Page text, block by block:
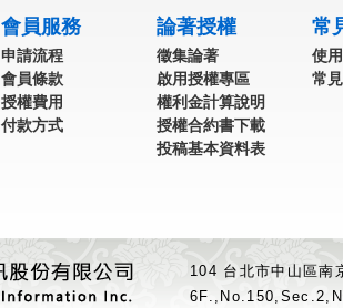
會員服務
申請流程
會員條款
授權費用
付款方式
論著授權
徵集論著
啟用授權專區
權利金計算說明
授權合約書下載
投稿基本資料表
常
使
常
104 台北市中山區